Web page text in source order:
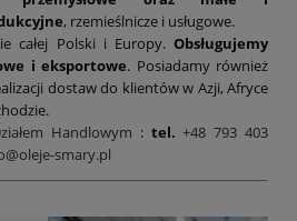
, rzemieślnicze i usługowe.
całej Polski i Europy. Obsługujemy
i eksportowe. Posiadamy również
dostaw do klientów w Azji, Afryce
Handlowym : tel.+48 793 403
smary.pl